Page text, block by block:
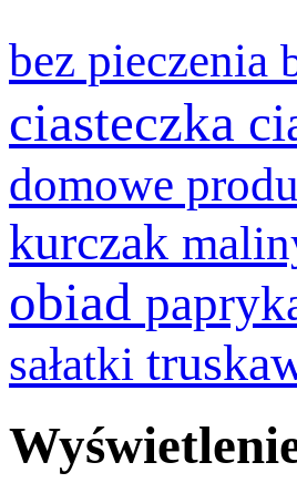
bez pieczenia
ciasteczka
domowe
kurczak
obiad
sałatki